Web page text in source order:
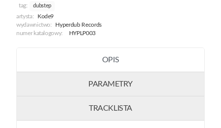
tag:
dubstep
artysta:
Kode9
wydawnictwo:
Hyperdub Records
numer katalogowy:
HYPLP003
OPIS
PARAMETRY
TRACKLISTA